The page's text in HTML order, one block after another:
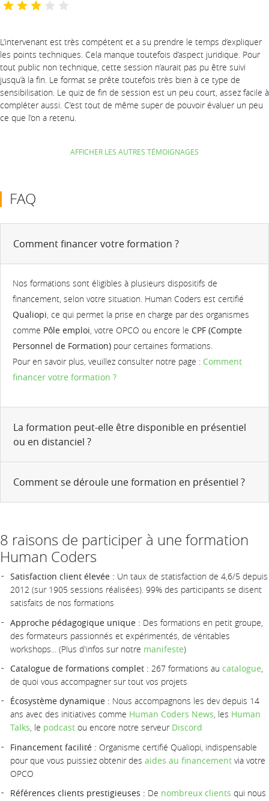
L’intervenant est très compétent et a su prendre le temps d’expliquer
les points techniques. Cela manque toutefois d’aspect juridique. Pour
tout public non technique, cette session n’aurait pas pu être suivi
jusqu’à la fin. Le format se prête toutefois très bien à ce type de
sensibilisation. Le quiz de fin de session est un peu court, assez facile à
compléter aussi. C’est tout de même super de pouvoir évaluer un peu
ce que l’on a retenu.
AFFICHER LES AUTRES TÉMOIGNAGES
FAQ
Comment financer votre formation ?
Nos formations sont éligibles à plusieurs dispositifs de
financement, selon votre situation. Human Coders est certifié
Qualiopi, ce qui permet la prise en charge par des organismes
comme Pôle emploi, votre OPCO ou encore le CPF (Compte
Personnel de Formation) pour certaines formations.
Pour en savoir plus, veuillez consulter notre page : Comment
financer votre formation ?
La formation peut-elle être disponible en présentiel
ou en distanciel ?
Comment se déroule une formation en présentiel ?
8 raisons de participer à une formation
Human Coders
Satisfaction client élevée : Un taux de statisfaction de 4,6/5 depuis
2012 (sur 1905 sessions réalisées). 99% des participants se disent
satisfaits de nos formations
Approche pédagogique unique : Des formations en petit groupe,
des formateurs passionnés et expérimentés, de véritables
workshops... (Plus d'infos sur notre manifeste)
Catalogue de formations complet : 267 formations au catalogue,
de quoi vous accompagner sur tout vos projets
Écosystème dynamique : Nous accompagnons les dev depuis 14
ans avec des initiatives comme Human Coders News, les Human
Talks, le podcast ou encore notre serveur Discord
Financement facilité : Organisme certifié Qualiopi, indispensable
pour que vous puissiez obtenir des aides au financement via votre
OPCO
Références clients prestigieuses : De nombreux clients qui nous